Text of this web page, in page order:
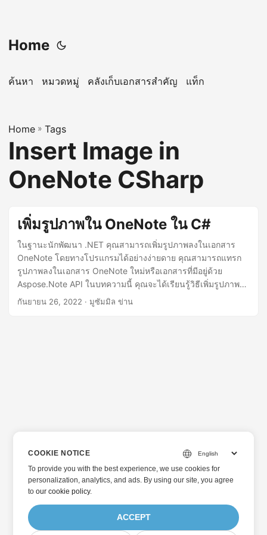
Home
ค้นหา หมวดหมู่ คลังเก็บเอกสารสำคัญ แท็ก
Home » Tags
Insert Image in
OneNote CSharp
เพิ่มรูปภาพใน OneNote ใน C#
ในฐานะนักพัฒนา .NET คุณสามารถเพิ่มรูปภาพลงในเอกสาร
OneNote โดยทางโปรแกรมได้อย่างง่ายดาย คุณสามารถแทรก
รูปภาพลงในเอกสาร OneNote ใหม่หรือเอกสารที่มีอยู่ด้วย
Aspose.Note API ในบทความนี้ คุณจะได้เรียนรู้วิธีเพิ่มรูปภาพไป
ยัง OneNote ใน C#
กันยายน 26, 2022 · มูซัมมิล ข่าน
COOKIE NOTICE
To provide you with the best experience, we use cookies for
personalization, analytics, and ads. By using our site, you agree
toour cookie policy.
ACCEPT